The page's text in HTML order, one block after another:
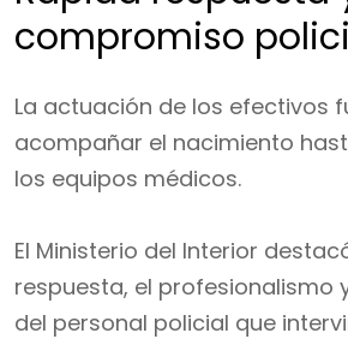
compromiso
La actuación de los efectivos
acompañar el nacimiento
los equipos médicos.
El Ministerio del Interior
respuesta, el profesionalismo
del personal policial que